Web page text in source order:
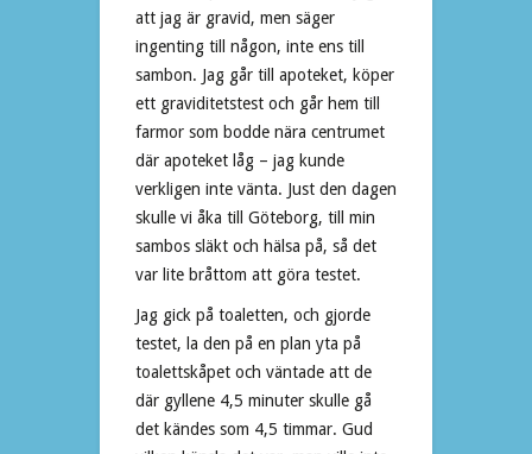
att jag är gravid, men säger
ingenting till någon, inte ens till
sambon. Jag går till apoteket, köper
ett graviditetstest och går hem till
farmor som bodde nära centrumet
där apoteket låg – jag kunde
verkligen inte vänta. Just den dagen
skulle vi åka till Göteborg, till min
sambos släkt och hälsa på, så det
var lite bråttom att göra testet.
Jag gick på toaletten, och gjorde
testet, la den på en plan yta på
toalettskåpet och väntade att de
där gyllene 4,5 minuter skulle gå
det kändes som 4,5 timmar. Gud